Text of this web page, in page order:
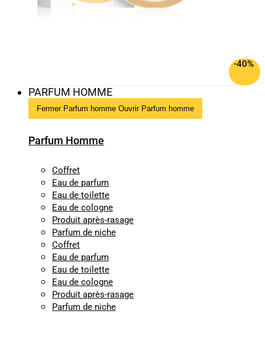
-40%
PARFUM HOMME
Fermer Parfum homme Ouvrir Parfum homme
Parfum Homme
Coffret
Eau de parfum
Eau de toilette
Eau de cologne
Produit après-rasage
Parfum de niche
Coffret
Eau de parfum
Eau de toilette
Eau de cologne
Produit après-rasage
Parfum de niche